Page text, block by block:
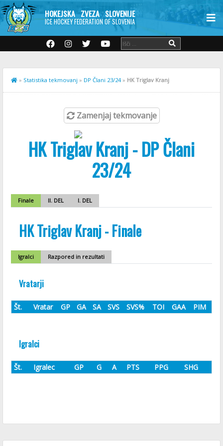
HOKEJSKA ZVEZA SLOVENIJE
ICE HOCKEY FEDERATION OF SLOVENIA
» Statistika tekmovanj » DP Člani 23/24» HK Triglav Kranj
Zamenjaj tekmovanje
HK Triglav Kranj - DP Člani
23/24
Finale II. DEL I. DEL
HK Triglav Kranj - Finale
Igralci Razpored in rezultati
Vratarji
Št. Vratar GP GA SA SVS SVS% TOI GAA PIM
Igralci
Št. Igralec GP G A PTS PPG SHG